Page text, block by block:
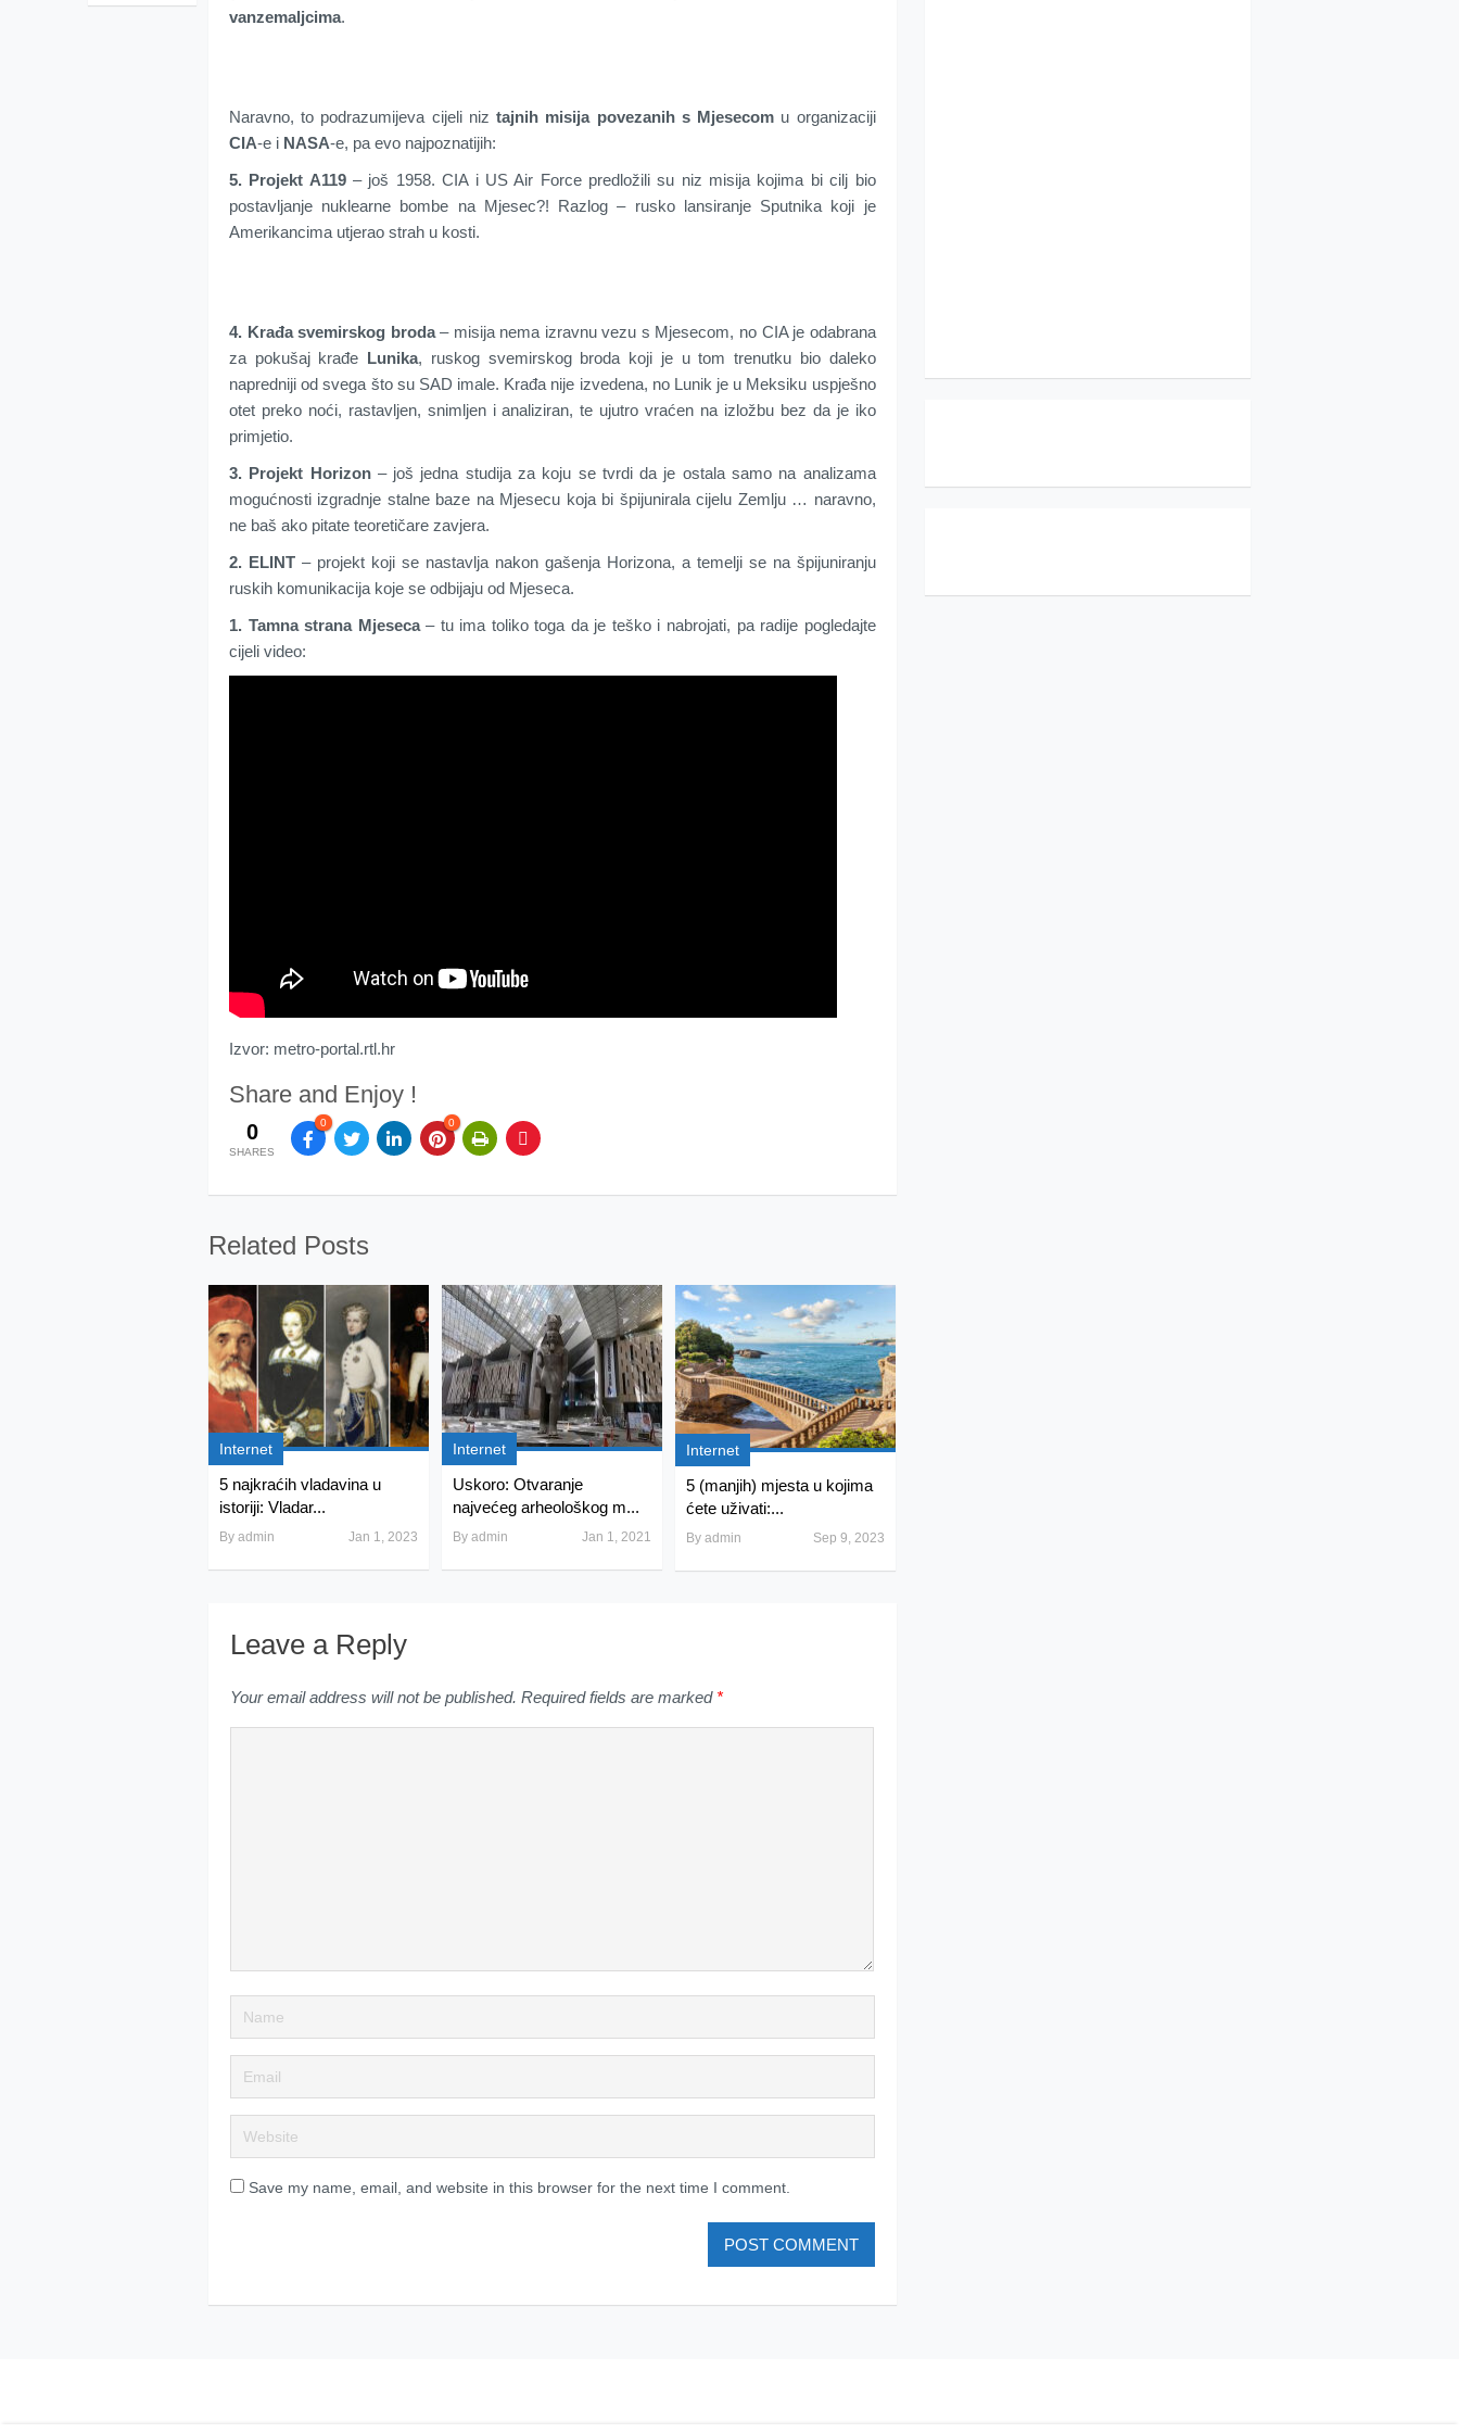
vanzemaljcima.
Naravno, to podrazumijeva cijeli niztajnih misija povezanih s Mjesecom u organizaciji
CIA-e i NASA-e, pa evo najpoznatijih:
5. Projekt A119– još 1958. CIA i US Air Force predložili su niz misija kojima bi cilj bio
postavljanje nuklearne bombe na Mjesec?! Razlog – rusko lansiranje Sputnika koji je
Amerikancima utjerao strah u kosti.
4. Krađa svemirskog broda– misija nema izravnu vezu s Mjesecom, no CIA je odabrana
za pokušaj krađe Lunika, ruskog svemirskog broda koji je u tom trenutku bio daleko
napredniji od svega što su SAD imale. Krađa nije izvedena, no Lunik je u Meksiku uspješno
otet preko noći, rastavljen, snimljen i analiziran, te ujutro vraćen na izložbu bez da je iko
primjetio.
3. Projekt Horizon– još jedna studija za koju se tvrdi da je ostala samo na analizama
mogućnosti izgradnje stalne baze na Mjesecu koja bi špijunirala cijelu Zemlju … naravno,
ne baš ako pitate teoretičare zavjera.
2. ELINT– projekt koji se nastavlja nakon gašenja Horizona, a temelji se na špijuniranju
ruskih komunikacija koje se odbijaju od Mjeseca.
1. Tamna strana Mjeseca– tu ima toliko toga da je teško i nabrojati, pa radije pogledajte
cijeli video:
Izvor: metro-portal.rtl.hr
Share and Enjoy !
0
SHARES
0 0
Related Posts
Internet
5 najkraćih vladavina u
istoriji: Vladar...
By admin Jan 1, 2023
Internet
Uskoro: Otvaranje
najvećeg arheološkog m...
By admin Jan 1, 2021
Internet
5 (manjih) mjesta u kojima
ćete uživati:...
By admin Sep 9, 2023
Leave a Reply
Your email address will not be published. Required fields are marked *
Save my name, email, and website in this browser for the next time I comment.